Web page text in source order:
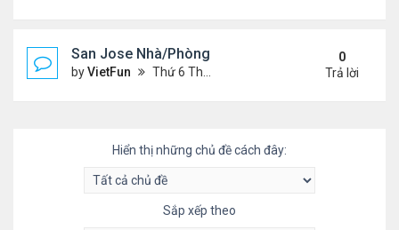
San Jose Nhà/Phòng 5/14/21-5/21/21
byVietFun Thứ 6 Tháng 5 14, 2021 12:17 pm
0
Trả lời
Hiển thị những chủ đề cách đây:
Sắp xếp theo